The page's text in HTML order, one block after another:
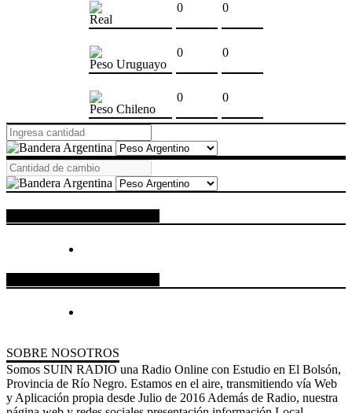
Real
0 0
Peso Uruguayo
0 0
Peso Chileno
0 0
SOBRE NOSOTROS
Somos SUIN RADIO una Radio Online con Estudio en El Bolsón,
Provincia de Río Negro. Estamos en el aire, transmitiendo vía Web
y Aplicación propia desde Julio de 2016 Además de Radio, nuestra